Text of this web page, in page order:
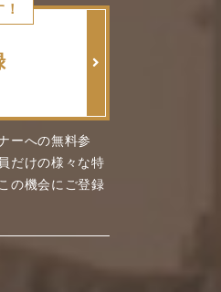
ーへの無料参
だけの様々な特
の機会にご登録